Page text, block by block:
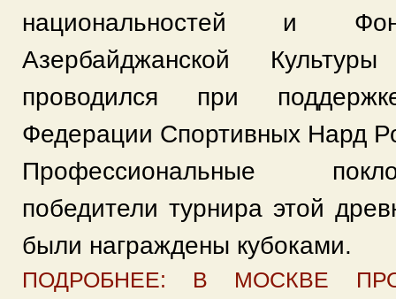
национальностей и
Азербайджанской
проводился при
Федерации Спортивных Нард
Профессиональные
победители турнира этой
были награждены кубоками.
ПОДРОБНЕЕ: В МОСКВЕ